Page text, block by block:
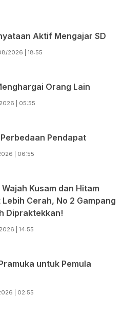
Aktif Mengajar SD
2026 | 18:55
Orang Lain
| 05:55
Pendapat
| 06:55
Kusam dan Hitam
Cerah, No 2 Gampang
Dipraktekkan!
| 14:55
untuk Pemula
| 02:55